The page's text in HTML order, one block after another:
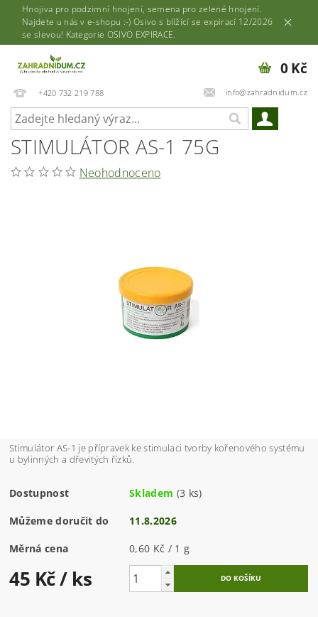
Hnojiva pro podzimní hnojení, semena pro zelené hnojení.
Najdete u nás v e-shopu :-) Osivo s blížící se expirací 12/2026
se slevou! Kategorie OSIVO EXPIRACE.
+420 732 219 788 info@zahradnidum.cz
0 Kč
STIMULÁTOR AS-1 75G
Neohodnoceno
Stimulátor AS-1 je přípravek ke stimulaci tvorby kořenového systému
u bylinných a dřevitých řízků.
Dostupnost Skladem (3 ks)
Můžeme doručit do 11.8.2026
Měrná cena 0,60 Kč / 1 g
45 Kč/ ks